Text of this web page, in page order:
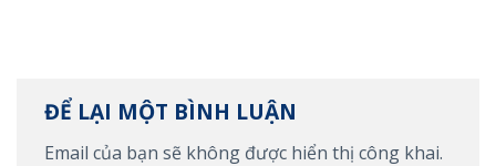
ĐỂ LẠI MỘT BÌNH LUẬN
Email của bạn sẽ không được hiển thị công khai.